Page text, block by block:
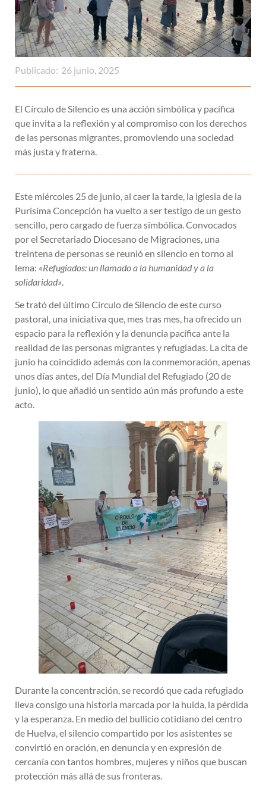
Publicado: 26 junio, 2025
El Círculo de Silencio es una acción simbólica y pacífica
que invita a la reflexión y al compromiso con los derechos
de las personas migrantes, promoviendo una sociedad
más justa y fraterna.
Este miércoles 25 de junio, al caer la tarde, la iglesia de la
Purísima Concepción ha vuelto a ser testigo de un gesto
sencillo, pero cargado de fuerza simbólica. Convocados
por el Secretariado Diocesano de Migraciones, una
treintena de personas se reunió en silencio en torno al
lema: «Refugiados: un llamado a la humanidad y a la
solidaridad»
Se trató del último Círculo de Silencio de este curso
pastoral, una iniciativa que, mes tras mes, ha ofrecido un
espacio para la reflexión y la denuncia pacífica ante la
realidad de las personas migrantes y refugiadas. La cita de
junio ha coincidido además con la conmemoración, apenas
unos días antes, del Día Mundial del Refugiado (20 de
junio), lo que añadió un sentido aún más profundo a este
acto.
Durante la concentración, se recordó que cada refugiado
lleva consigo una historia marcada por la huida, la pérdida
y la esperanza. En medio del bullicio cotidiano del centro
de Huelva, el silencio compartido por los asistentes se
convirtió en oración, en denuncia y en expresión de
cercanía con tantos hombres, mujeres y niños que buscan
protección más allá de sus fronteras.